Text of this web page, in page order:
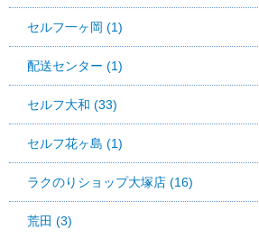
セルフ一ヶ岡 (1)
配送センター (1)
セルフ大和 (33)
セルフ花ヶ島 (1)
ラクのりショップ大塚店 (16)
荒田 (3)